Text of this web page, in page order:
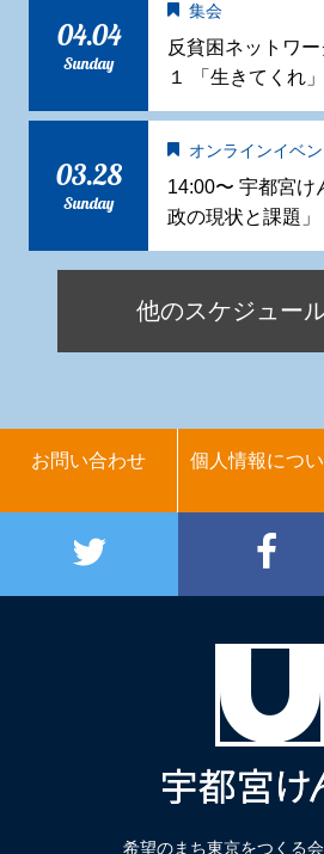
04.04
Sunday
集会
反貧困ネットワ
１ 「生きてくれ
03.28
Sunday
オンラインイベン
14:00〜 宇都宮け
政の現状と課題」
他のスケジュー
お問い合わせ 個人情報につ
希望のまち東京をつくる